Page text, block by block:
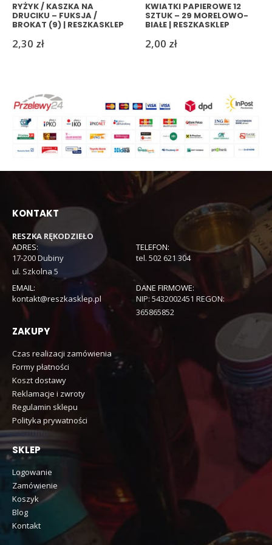
RYŻYK / KASZKA NA
DRUCIKU – FUKSJA /
BROKAT (9) | RESZKASKLEP
2,30 zł
KWIATKI PAPIEROWE 12
SZTUK – 29 MORELOWO-
BIAŁE | RESZKASKLEP
2,00 zł
KONTAKT
RESZKA RĘKODZIEŁO
ADRES:
17-200 Dubiny
ul. Szkolna 5
TELEFON:
tel. 502 621 304
EMAIL:
kontakt@reszkasklep.pl
DANE FIRMOWE:
NIP: 5432002451 REGON:
365865852
ZAKUPY
Czas realizacji zamówienia
Formy płatności
Koszt dostawy
Reklamacje i zwroty
Regulamin sklepu
Polityka prywatności
SKLEP
Logowanie
Zamówienie
Koszyk
Blog
Kontakt